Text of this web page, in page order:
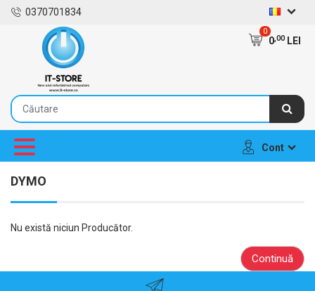
0370701834
0
0,00LEI
Cont
DYMO
Nu există niciun Producător.
Continuă